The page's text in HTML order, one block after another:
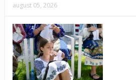
august 05, 2026